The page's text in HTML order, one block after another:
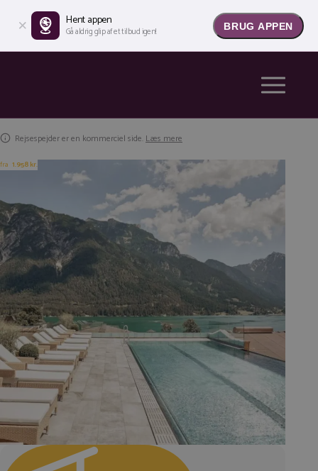
Rejsespejder er en kommerciel side. Læs mere
fra 1.958 kr.
Hent appen
Gå aldrig glip af et tilbud igen! BRUG APPEN